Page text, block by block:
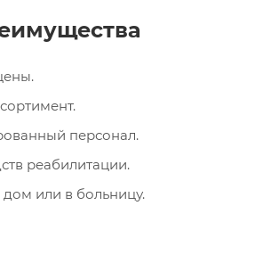
персонал.
реабилитации.
дом или в больницу.